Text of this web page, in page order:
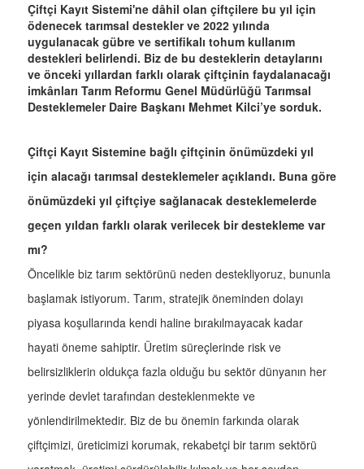
Çiftçi Kayıt Sistemi'ne dâhil olan çiftçilere bu yıl için
ödenecek tarımsal destekler ve 2022 yılında
uygulanacak gübre ve sertifikalı tohum kullanım
destekleri belirlendi. Biz de bu desteklerin detaylarını
ve önceki yıllardan farklı olarak çiftçinin faydalanacağı
imkânları Tarım Reformu Genel Müdürlüğü Tarımsal
Desteklemeler Daire Başkanı Mehmet Kilci’ye sorduk.
Çiftçi Kayıt Sistemine bağlı çiftçinin önümüzdeki yıl
için alacağı tarımsal desteklemeler açıklandı. Buna göre
önümüzdeki yıl çiftçiye sağlanacak desteklemelerde
geçen yıldan farklı olarak verilecek bir destekleme var
mı?
Öncelikle biz tarım sektörünü neden destekliyoruz, bununla
başlamak istiyorum. Tarım, stratejik öneminden dolayı
piyasa koşullarında kendi haline bırakılmayacak kadar
hayati öneme sahiptir. Üretim süreçlerinde risk ve
belirsizliklerin oldukça fazla olduğu bu sektör dünyanın her
yerinde devlet tarafından desteklenmekte ve
yönlendirilmektedir. Biz de bu önemin farkında olarak
çiftçimizi, üreticimizi korumak, rekabetçi bir tarım sektörü